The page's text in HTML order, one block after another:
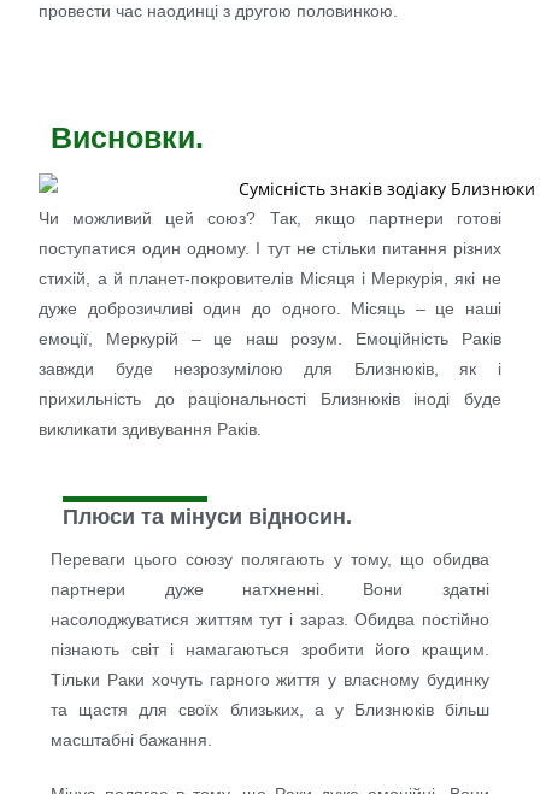
провести час наодинці з другою половинкою.
Висновки.
Чи можливий цей союз? Так, якщо партнери готові
поступатися один одному. І тут не стільки питання різних
стихій, а й планет-покровителів Місяця і Меркурія, які не
дуже доброзичливі один до одного. Місяць – це наші
емоції, Меркурій – це наш розум. Емоційність Раків
завжди буде незрозумілою для Близнюків, як і
прихильність до раціональності Близнюків іноді буде
викликати здивування Раків.
Плюси та мінуси відносин.
Переваги цього союзу полягають у тому, що обидва
партнери дуже натхненні. Вони здатні
насолоджуватися життям тут і зараз. Обидва постійно
пізнають світ і намагаються зробити його кращим.
Тільки Раки хочуть гарного життя у власному будинку
та щастя для своїх близьких, а у Близнюків більш
масштабні бажання.